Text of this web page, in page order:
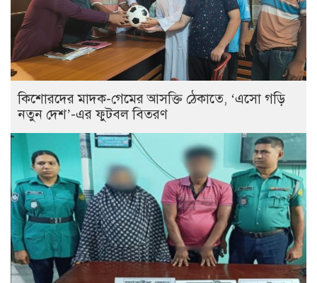
কিশোরদের মাদক-গেমের আসক্তি ঠেকাতে, ‘এসো গড়ি
নতুন দেশ’-এর ফুটবল বিতরণ